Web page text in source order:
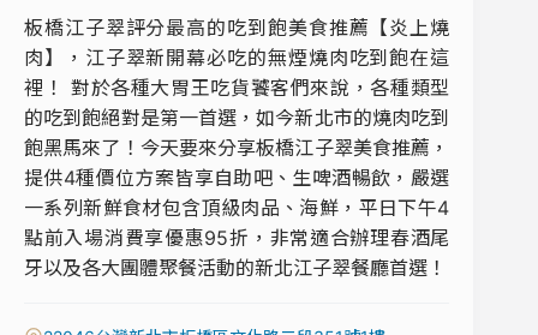
板橋江子翠評分最高的吃到飽美食推薦【炎上燒
肉】，江子翠新開幕必吃的無煙燒肉吃到飽在這
裡！ 對於各種大胃王吃貨饕客們來說，各種類型
的吃到飽絕對是第一首選，如今新北市的燒肉吃到
飽黑馬來了！今天要來分享板橋江子翠美食推薦，
提供4種價位方案皆享自助吧、生啤酒暢飲，嚴選
一系列新鮮食材包含頂級肉品、海鮮，平日下午4
點前入場消費享優惠95折，非常適合辦理春酒尾
牙以及各大團體聚餐活動的新北江子翠餐廳首選！